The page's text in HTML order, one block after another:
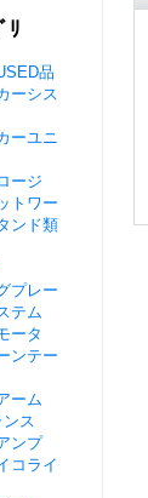
ﾘ
品
ーシス
ーユニ
ージ
トワー
ンド類
プレー
テム
ータ
ンテー
ーム
ンス
ンプ
コライ